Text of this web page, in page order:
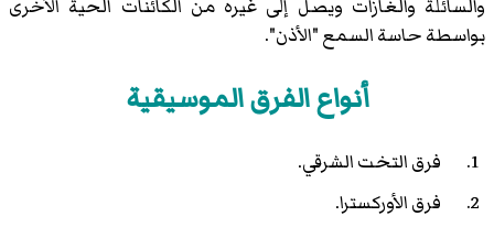
والسائلة والغازات ويصل إلى غيره من الكائنات الحية الأخرى
بواسطة حاسة السمع "الأذن".
أنواع الفرق الموسيقية
فرق التخت الشرقي.
فرق الأوركسترا.